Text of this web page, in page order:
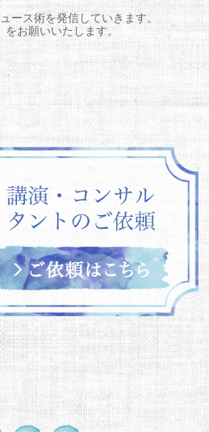
ース術を発信していきます。
をお願いいたします。